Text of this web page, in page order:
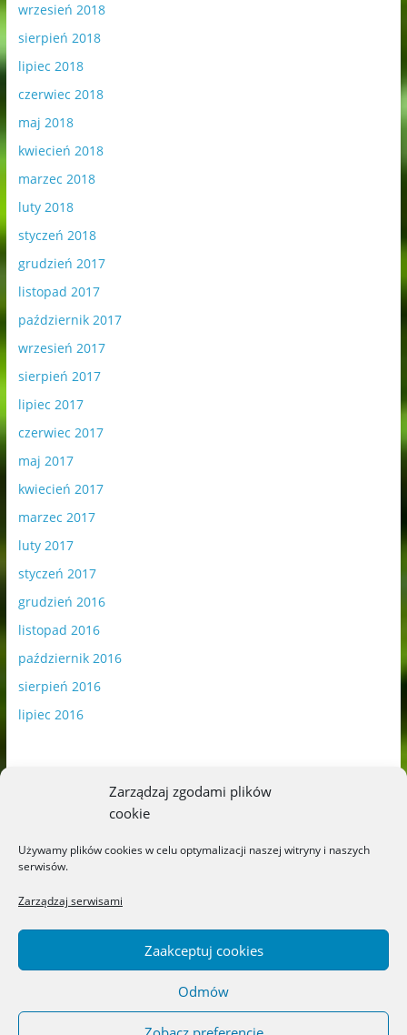
Zarządzaj zgodami plików
cookie
Używamy plików cookies w celu optymalizacji naszej witryny i naszych
serwisów.
Zarządzaj serwisami
Zaakceptuj cookies
Odmów
wrzesień 2018
sierpień 2018
lipiec 2018
czerwiec 2018
maj 2018
kwiecień 2018
marzec 2018
luty 2018
styczeń 2018
grudzień 2017
listopad 2017
październik 2017
wrzesień 2017
sierpień 2017
lipiec 2017
czerwiec 2017
maj 2017
kwiecień 2017
marzec 2017
luty 2017
styczeń 2017
grudzień 2016
listopad 2016
październik 2016
sierpień 2016
lipiec 2016
Blog o książkach dla dzieci i młodzieży –
recenzje i rekomendacje. All rights reserved.